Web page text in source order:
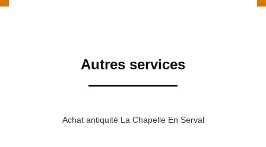
Autres services
Achat antiquité La Chapelle En Serval